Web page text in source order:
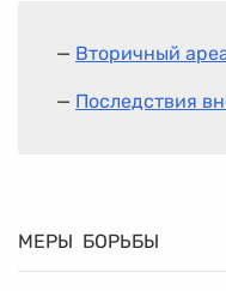
— Вторичный
— Последствия
МЕРЫ БОРЬБЫ